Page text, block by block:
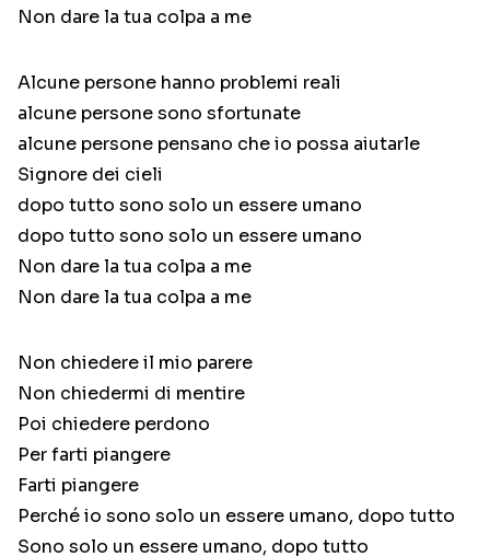
Non dare la tua colpa a me
Alcune persone hanno problemi reali
alcune persone sono sfortunate
alcune persone pensano che io possa aiutarle
Signore dei cieli
dopo tutto sono solo un essere umano
dopo tutto sono solo un essere umano
Non dare la tua colpa a me
Non dare la tua colpa a me
Non chiedere il mio parere
Non chiedermi di mentire
Poi chiedere perdono
Per farti piangere
Farti piangere
Perché io sono solo un essere umano, dopo tutto
Sono solo un essere umano, dopo tutto